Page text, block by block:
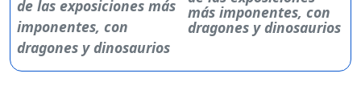
más imponentes, con
dragones y dinosaurios